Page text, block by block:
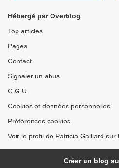
Hébergé par Overblog
Top articles
Pages
Contact
Signaler un abus
C.G.U.
Cookies et données personnelles
Préférences cookies
Voir le profil de Patricia Gaillard sur
Créer un blog